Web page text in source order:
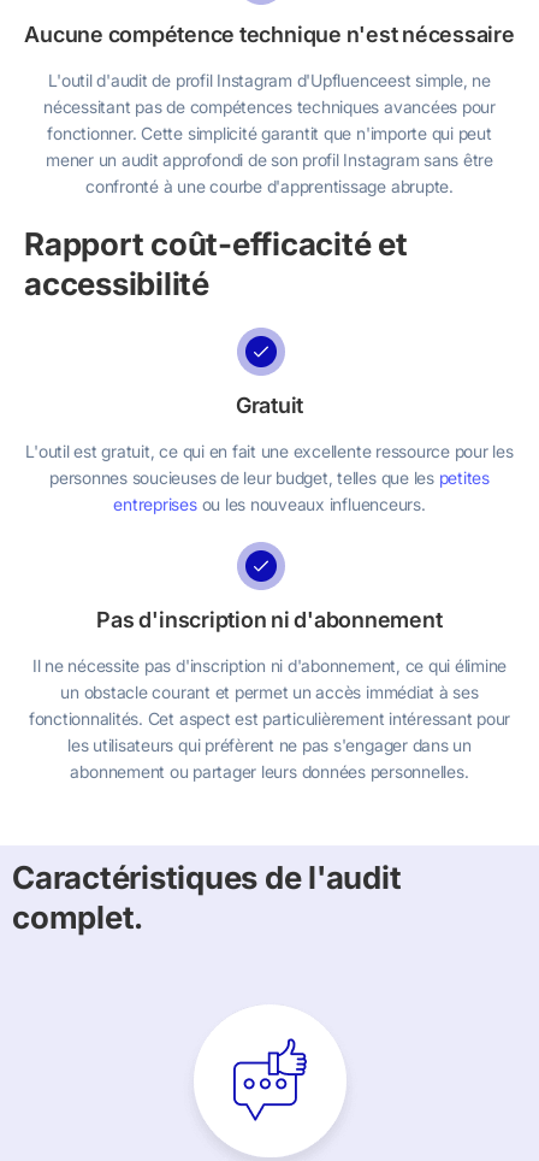
Aucune compétence technique n'est nécessaire
L'outil d'audit de profil Instagram d'Upfluenceest simple, ne
nécessitant pas de compétences techniques avancées pour
fonctionner. Cette simplicité garantit que n'importe qui peut
mener un audit approfondi de son profil Instagram sans être
confronté à une courbe d'apprentissage abrupte.
Rapport coût-efficacité et
accessibilité
Gratuit
L'outil est gratuit, ce qui en fait une excellente ressource pour les
personnes soucieuses de leur budget, telles que les petites
entreprisesou les nouveaux influenceurs.
Pas d'inscription ni d'abonnement
Il ne nécessite pas d'inscription ni d'abonnement, ce qui élimine
un obstacle courant et permet un accès immédiat à ses
fonctionnalités. Cet aspect est particulièrement intéressant pour
les utilisateurs qui préfèrent ne pas s'engager dans un
abonnement ou partager leurs données personnelles.
Caractéristiques de l'audit
complet.